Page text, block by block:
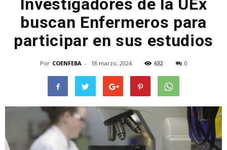
Investigadores de la UEx
buscan Enfermeros para
participar en sus estudios
Por COENFEBA - 18 marzo, 2024 632 0